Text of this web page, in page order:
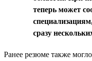
теперь может
сразу
Ранее резюме также